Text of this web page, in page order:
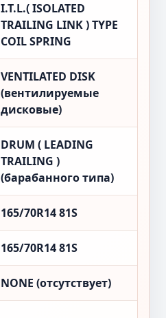
I.T.L.( ISOLATED
TRAILING LINK ) TYPE
COIL SPRING
VENTILATED DISK
(вентилируемые
дисковые)
DRUM ( LEADING
TRAILING )
(барабанного типа)
165/70R14 81S
165/70R14 81S
NONE (отсутствует)